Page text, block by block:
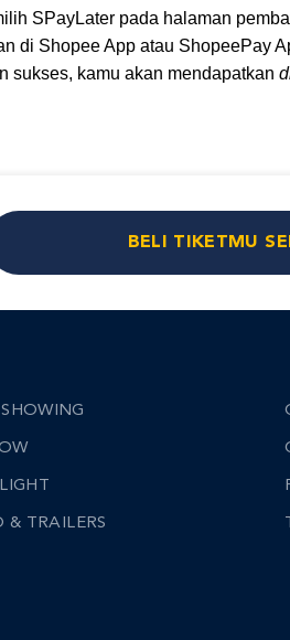
SPayLater pada halaman
di Shopee App atau ShopeePay
sukses, kamu akan mendapatkan
BELI TIKETMU
& TRAILERS